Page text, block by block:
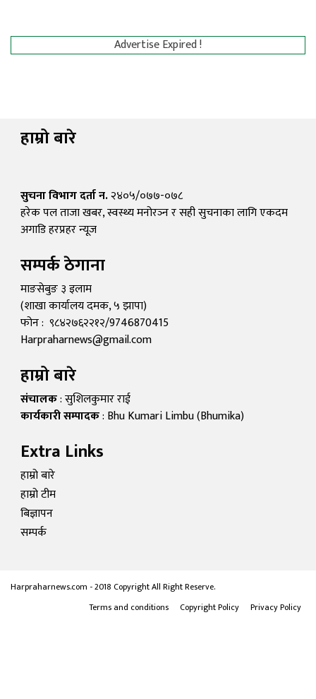
Advertise Expired !
हाम्रो बारे
सुचना विभाग दर्ता न.२४०५/०७७-०७८
हरेक पल ताजा खबर, स्वस्थ्य मनोरञ्न र सही सुचनाका लागि एकदम
अगाडि हरप्रहर न्यूज
सम्पर्क ठेगाना
माङसेबुङ ३ इलाम
(शाखा कार्यालय दमक, ५ झापा)
फोन : ९८४२७६२२१२/9746870415
Harpraharnews@gmail.com
हाम्रो बारे
संचालक: सुशिलकुमार राई
कार्यकारी सम्पादक: Bhu Kumari Limbu (Bhumika)
Extra Links
हाम्रो बारे
हाम्रो टीम
बिज्ञापन
सम्पर्क
Harpraharnews.com - 2018 Copyright All Right Reserve.
Terms and conditions
Copyright Policy Privacy Policy